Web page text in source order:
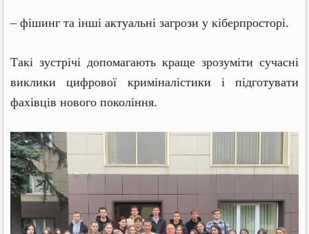
– фішинг та інші актуальні загрози у кіберпросторі.
Такі зустрічі допомагають краще зрозуміти сучасні
виклики цифрової криміналістики і підготувати
фахівців нового покоління.